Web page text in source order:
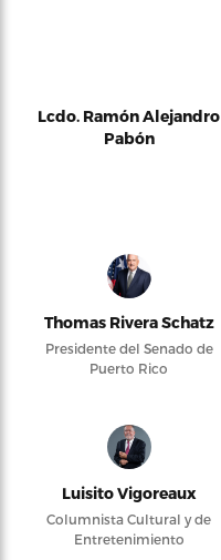
Lcdo. Ramón Alejandro
Pabón
Thomas Rivera Schatz
Presidente del Senado de
Puerto Rico
Luisito Vigoreaux
Columnista Cultural y de
Entretenimiento